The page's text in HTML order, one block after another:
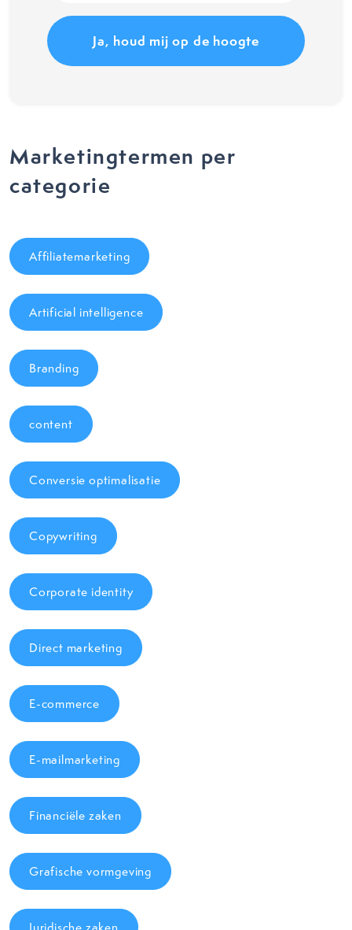
Marketingtermen per
categorie
Affiliatemarketing
Artificial intelligence
Branding
content
Conversie optimalisatie
Copywriting
Corporate identity
Direct marketing
E-commerce
E-mailmarketing
Financiële zaken
Grafische vormgeving